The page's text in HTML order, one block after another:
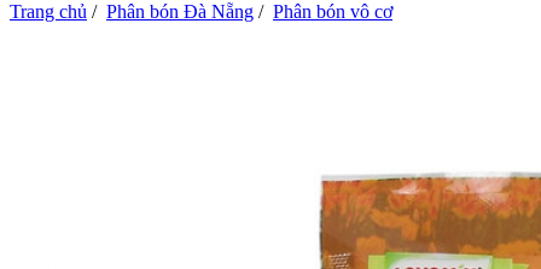
Trang chủ / Phân bón Đà Nẵng / Phân bón vô cơ